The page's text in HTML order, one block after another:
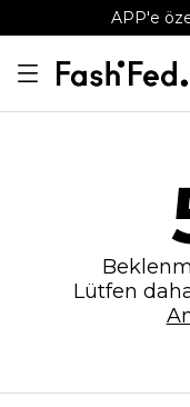
APP'e
Lütfen